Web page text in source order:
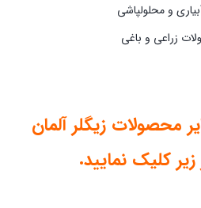
و محلولپاشی
زراعی و باغی
زیگلر آلمان
کلیک نمایید.